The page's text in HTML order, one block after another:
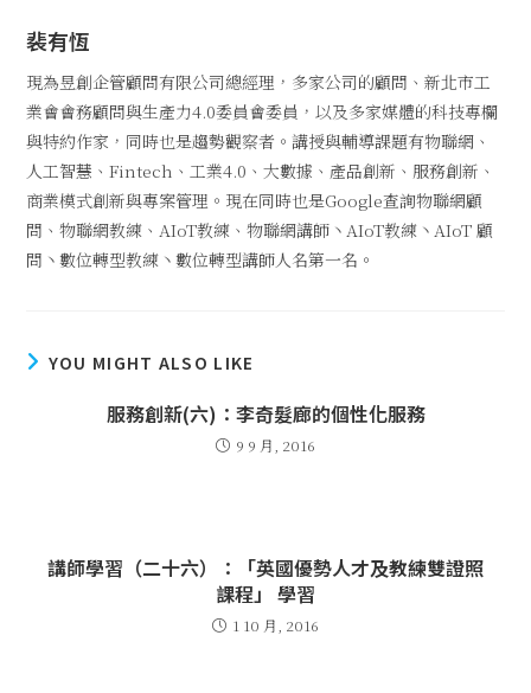
裴有恆
現為昱創企管顧問有限公司總經理，多家公司的顧問、新北市工
業會會務顧問與生產力4.0委員會委員，以及多家媒體的科技專欄
與特約作家，同時也是趨勢觀察者。講授與輔導課題有物聯網、
人工智慧、Fintech、工業4.0、大數據、產品創新、服務創新、
商業模式創新與專案管理。現在同時也是Google查詢物聯網顧
問、物聯網教練、AIoT教練、物聯網講師丶AIoT教練丶AIoT 顧
問丶數位轉型教練丶數位轉型講師人名第一名。
YOU MIGHT ALSO LIKE
服務創新(六)：李奇髮廊的個性化服務
9 9 月, 2016
講師學習（二十六）：「英國優勢人才及教練雙證照
課程」 學習
1 10 月, 2016